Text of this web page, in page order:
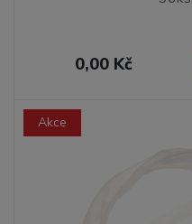
0,00 Kč
Akce